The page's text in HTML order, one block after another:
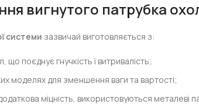
вигнутого патрубка
системи зазвичай виготовляється з:
поєднує гнучкість і витривалість;
моделях для зменшення ваги та вартості;
міцність, використовуються металеві